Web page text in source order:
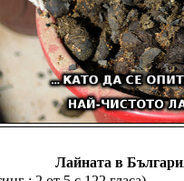
Лайната в